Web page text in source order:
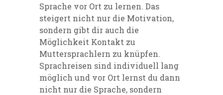
Sprache vor Ort zu lernen. Das
steigert nicht nur die Motivation,
sondern gibt dir auch die
Möglichkeit Kontakt zu
Muttersprachlern zu knüpfen.
Sprachreisen sind individuell lang
möglich und vor Ort lernst du dann
nicht nur die Sprache, sondern